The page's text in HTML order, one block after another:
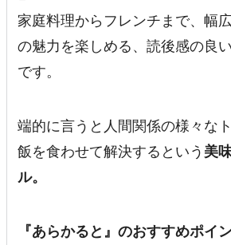
家庭料理からフレンチまで、幅
の魅力を楽しめる、読後感の良
です。
端的に言うと人間関係の様々な
飯を食わせて解決するという 美
ル。
『あらかると』のおすすめポイ